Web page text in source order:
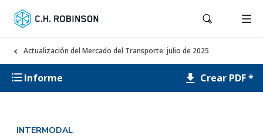
Actualización del Mercado del Transporte: julio de 2025
Informe Crear PDF *
INTERMODAL